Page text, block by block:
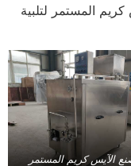
المستمر لتلبية
الآيس كريم المستمر